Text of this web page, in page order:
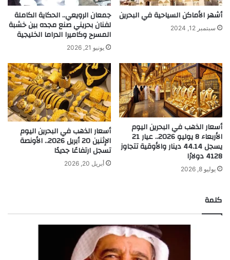
أشهر الأماكن السياحية في البحرين
سبتمبر 12, 2024
جمعان الرويعي.. الحكاية الكاملة
لفنان بحريني صنع مجده بين خشبة
المسرح وكاميرا الدراما الخليجية
يونيو 21, 2026
أسعار الذهب في البحرين اليوم
الأربعاء 8 يوليو 2026.. عيار 21
يسجل 44.14 دينار والأوقية تتجاوز
4128 دولارًا
يوليو 8, 2026
أسعار الذهب في البحرين اليوم
الإثنين 20 أبريل 2026.. الأونصة
تسجل ارتفاعًا جديدًا
أبريل 20, 2026
كلمة